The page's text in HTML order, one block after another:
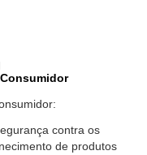
contra os
de produtos